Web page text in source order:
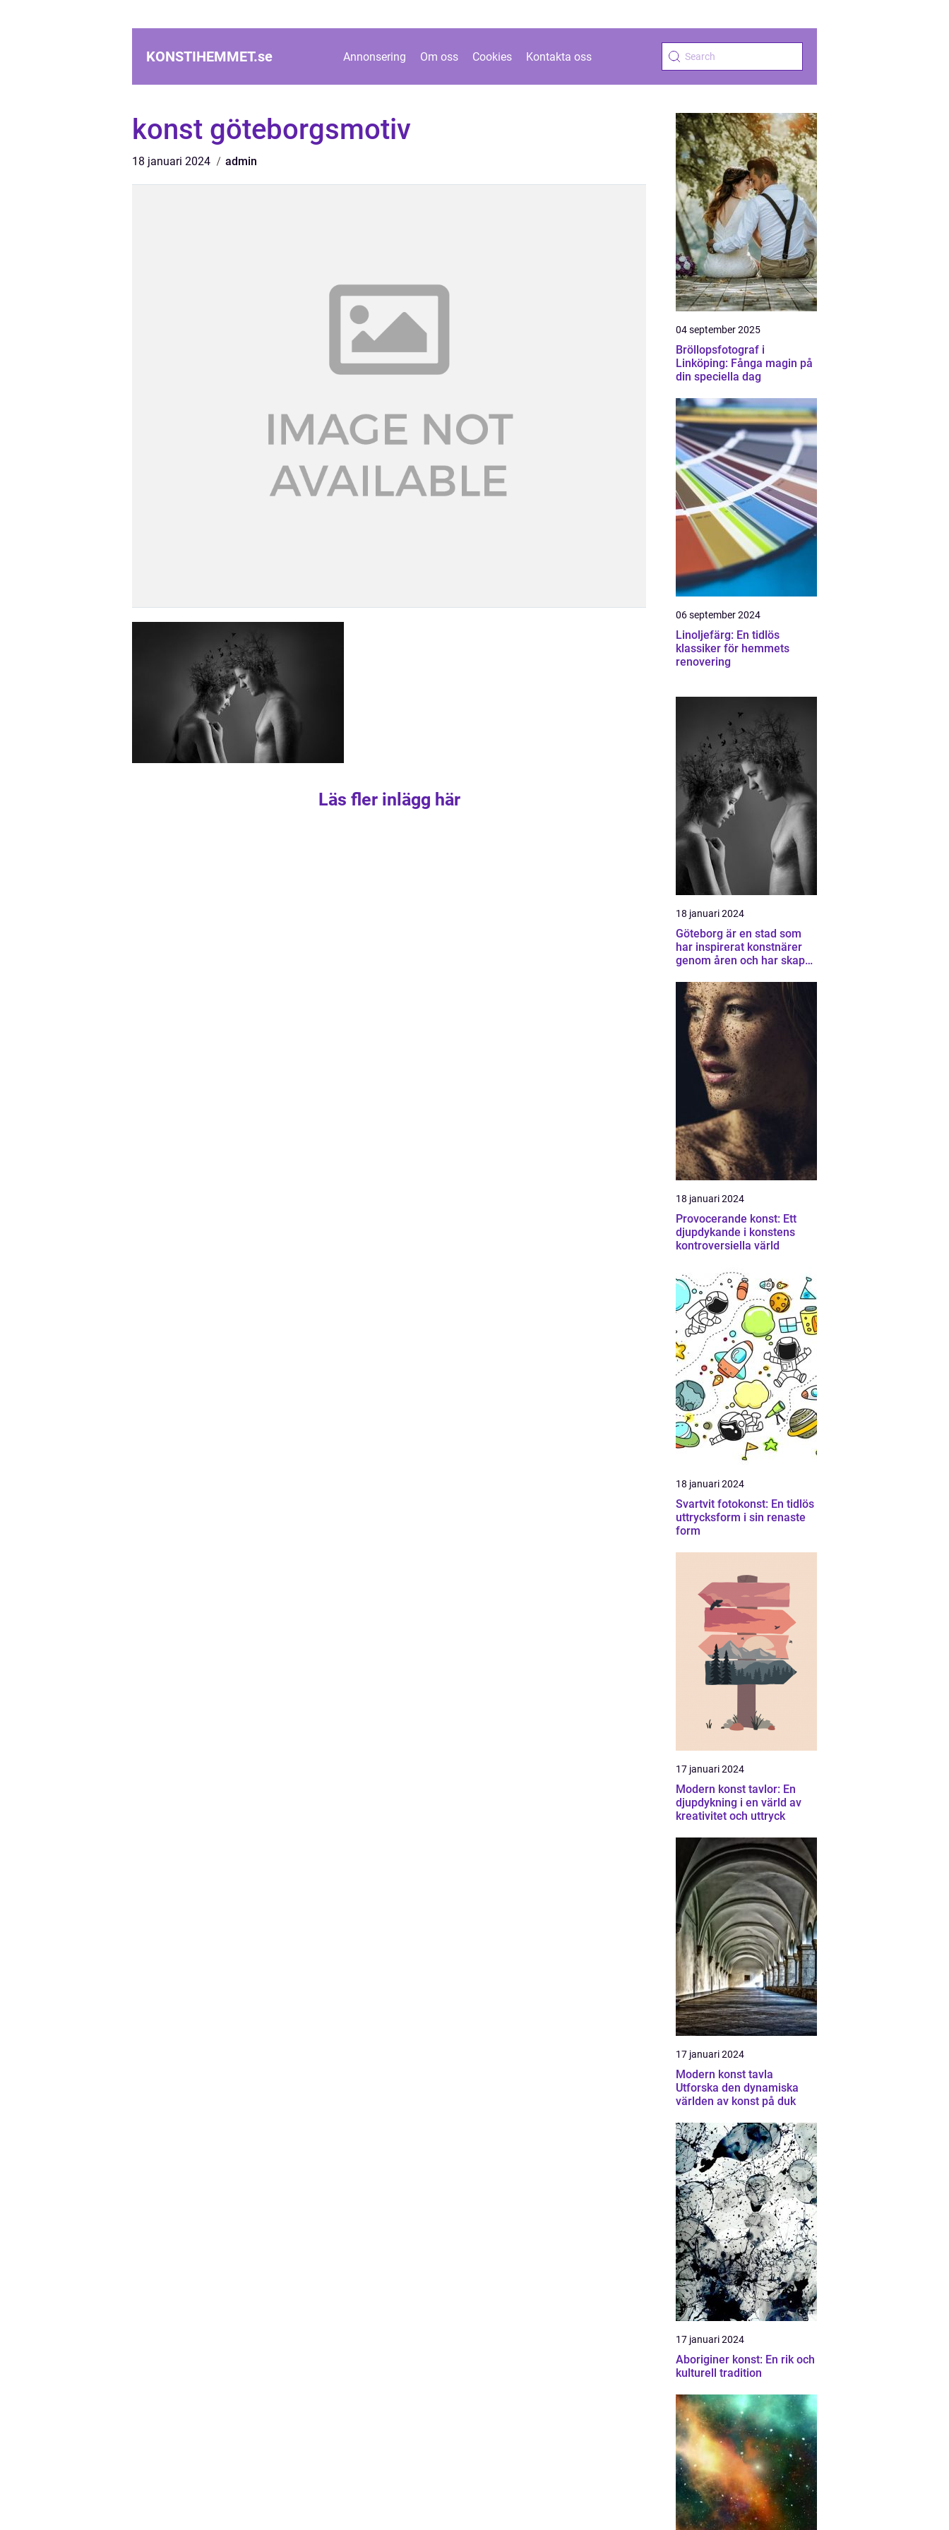
KONSTIHEMMET.se Annonsering Om oss Cookies Kontakta oss
konst göteborgsmotiv
18 januari 2024 admin
Läs fler inlägg här
04 september 2025
Bröllopsfotograf i
Linköping: Fånga magin på
din speciella dag
06 september 2024
Linoljefärg: En tidlös
klassiker för hemmets
renovering
18 januari 2024
Göteborg är en stad som
har inspirerat konstnärer
genom åren och har skapat
konstverk som
representerar staden
18 januari 2024
Provocerande konst: Ett
djupdykande i konstens
kontroversiella värld
18 januari 2024
Svartvit fotokonst: En tidlös
uttrycksform i sin renaste
form
17 januari 2024
Modern konst tavlor: En
djupdykning i en värld av
kreativitet och uttryck
17 januari 2024
Modern konst tavla
Utforska den dynamiska
världen av konst på duk
17 januari 2024
Aboriginer konst: En rik och
kulturell tradition